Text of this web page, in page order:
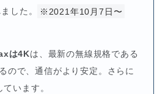
した。 ※2021年10月7日〜
は4Kは、最新の無線規格である
ので、通信がより安定。さらに
います。